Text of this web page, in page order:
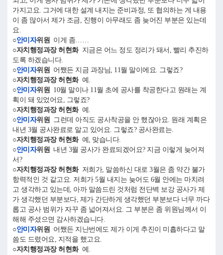
가지고요. 그거에 대한 설계 내지는 준비과정, 또 협의하는 게 내용
이 좀 많아서 제가 조금, 진행이 아무래도 좀 늦어진 부분은 있는데
요.
○안미자위원 이게 좀……
○자치행정과장 허현화지금은 어느 정도 정리가 돼서, 빨리 추진하
도록 하겠습니다.
○안미자위원 어쨌든 지금 과장님, 11월 말이에요. 그렇죠?
○자치행정과장 허현화예.
○안미자위원 10월 말이나 11월 초에 공사를 착공한다고 원래는 계
획이 돼 있었어요, 그렇죠?
○자치행정과장 허현화예.
○안미자위원 그런데 아직도 공사착공을 안 했잖아요. 원래 계획은
내년 3월 공사완료로 알고 있어요. 그렇죠? 공사완료는.
○자치행정과장 허현화예, 맞습니다.
○안미자위원 내년 3월 공사가 완료되겠어요? 지금 이렇게 늦어져
서?
○자치행정과장 허현화저희가, 말씀하신 대로 3월은 좀 약간 불가
항력적인 것 같고요. 저희가 5월 내지는 늦어도 6월 안에는 마치려
고 생각하고 있는데, 아까 말씀드린 것처럼 전단벽 보강 공사가 제
가 생각했던 부분보다, 제가 간단하게 생각했던 부분보다 너무 까다
롭고 공사 범위가 자꾸 좀 넓어져서요. 그 부분은 좀 위원님께서 이
해해 주셨으면 감사하겠습니다.
○안미자위원 어쨌든 지난번에도 제가 이게 추진이 미흡하다고 말
씀도 드렸어요, 지적을 했고요.
○자치행정과장 허현화예.